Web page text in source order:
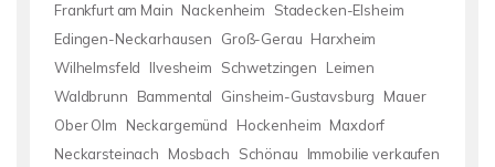
Frankfurt am Main Nackenheim
Stadecken-Elsheim
Edingen-Neckarhausen
Groß-Gerau Harxheim
Wilhelmsfeld
Ilvesheim Schwetzingen
Leimen
Waldbrunn
Bammental Ginsheim-Gustavsburg
Mauer
Ober Olm
Neckargemünd Hockenheim Maxdorf
Neckarsteinach
Mosbach Schönau Immobilie verkaufen